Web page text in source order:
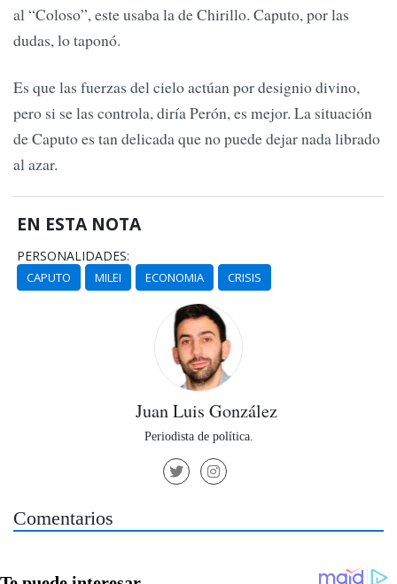
al “Coloso”, este usaba la de Chirillo. Caputo, por las
dudas, lo taponó.
Es que las fuerzas del cielo actúan por designio divino,
pero si se las controla, diría Perón, es mejor. La situación
de Caputo es tan delicada que no puede dejar nada librado
al azar.
EN ESTA NOTA
PERSONALIDADES:
CAPUTO MILEI ECONOMIA CRISIS
Juan Luis González
Periodista de política.
Comentarios